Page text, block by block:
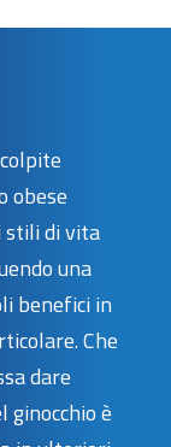
obese
stili di vita
una
benefici in
Che
dare
è